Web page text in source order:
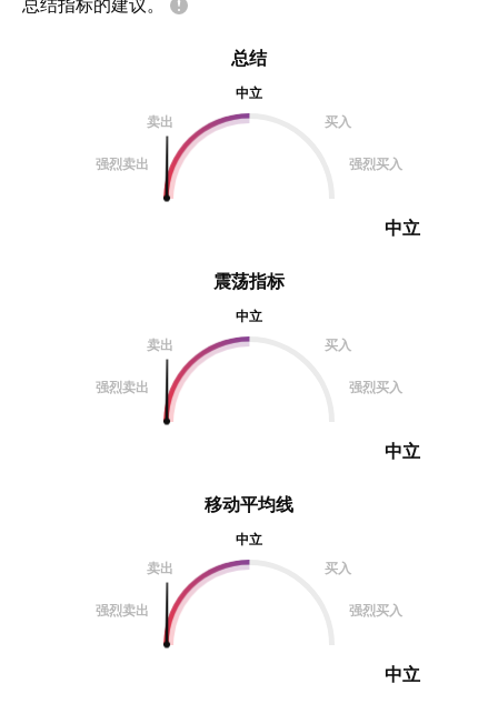
总结指标的建议。
震荡指标
中立
卖出
买入
强烈卖出 强烈买入
中立
总结
中立
卖出
买入
强烈卖出 强烈买入
中立
移动平均线
中立
卖出
买入
强烈卖出 强烈买入
中立